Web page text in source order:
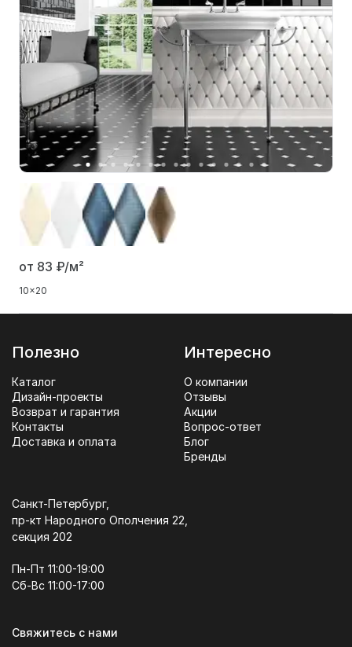
от 83 ₽/м²
10x20
Полезно
Каталог
Дизайн-проекты
Возврат и гарантия
Контакты
Доставка и оплата
Интересно
О компании
Отзывы
Акции
Вопрос-ответ
Блог
Бренды
Санкт-Петербург,
пр-кт Народного Ополчения 22,
секция 202
Пн-Пт 11:00-19:00
Сб-Вс 11:00-17:00
Свяжитесь с нами